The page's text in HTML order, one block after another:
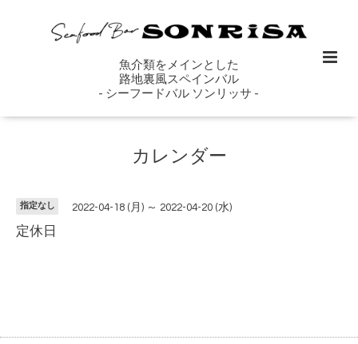
魚介類をメインとした
路地裏風スペインバル
- シーフードバル ソンリッサ -
カレンダー
指定なし 2022-04-18 (月) ～ 2022-04-20 (水)
定休日